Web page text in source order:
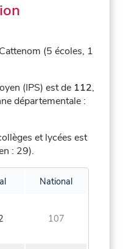
(5 écoles, 1
(IPS) est de 112,
départementale :
et lycées est
: 29).
National
107